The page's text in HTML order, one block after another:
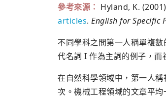
參考來源： Hyland, K.
articles. English for Specific
不同學科之間第一人稱單複
代名詞 I 作為主詞的例子，而
在自然科學領域中，第一人
次。機械工程領域的文章平